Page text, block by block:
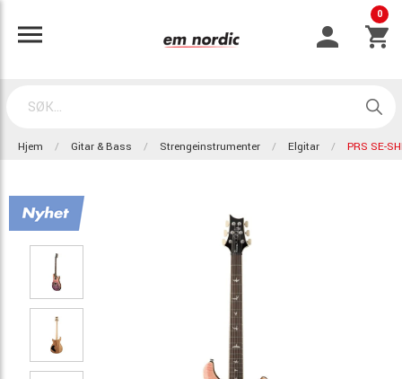
0
Hjem Gitar & Bass Strengeinstrumenter Elgitar PRS SE-